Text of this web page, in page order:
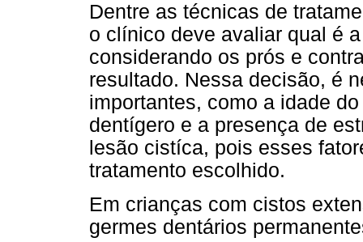
Dentre as técnicas de
o clínico deve avaliar qual é
considerando os prós e
resultado. Nessa decisão, é
importantes, como a idade
dentígero e a presença de
lesão cistíca, pois esses
tratamento escolhido.
Em crianças com cistos
germes dentários